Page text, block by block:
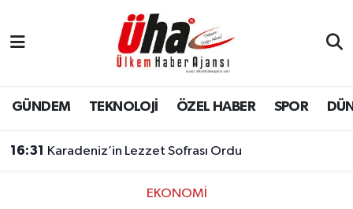
GÜNDEM TEKNOLOJİ ÖZEL HABER SPOR
16:31 Karadeniz’in Lezzet Sofrası Ordu
EKONOMİ
İstanbul Nöbetçi Eczaneler
İstanbul Hava Durumu